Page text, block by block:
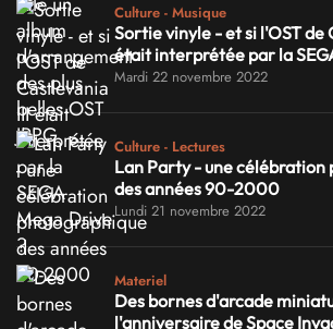
Culture - Musique
Sortie vinyle - et si l'OST de
était interprétée par la
Mardi 22 novembre 2022
Culture - Lectures
Lan Party - une célébration
des années 90-2000
Lundi 21 novembre 2022
Materiel
Des bornes d'arcade
l'anniversaire de Space